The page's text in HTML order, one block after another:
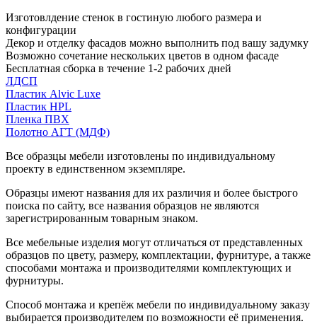
Изготовлдение стенок в гостиную любого размера и
конфигурации
Декор и отделку фасадов можно выполнить под вашу задумку
Возможно сочетание нескольких цветов в одном фасаде
Бесплатная сборка в течение 1-2 рабочих дней
ЛДСП
Пластик Alvic Luxe
Пластик HPL
Пленка ПВХ
Полотно АГТ (МДФ)
Все образцы мебели изготовлены по индивидуальному
проекту в единственном экземпляре.
Образцы имеют названия для их различия и более быстрого
поиска по сайту, все названия образцов не являются
зарегистрированным товарным знаком.
Все мебельные изделия могут отличаться от представленных
образцов по цвету, размеру, комплектации, фурнитуре, а также
способами монтажа и производителями комплектующих и
фурнитуры.
Способ монтажа и крепёж мебели по индивидуальному заказу
выбирается производителем по возможности её применения.